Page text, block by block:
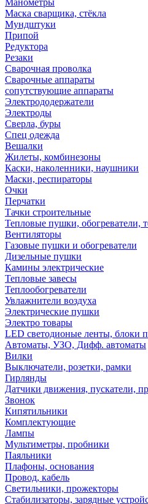
Манометры
Маска сварщика, стёкла
Мундштуки
Припой
Редуктора
Резаки
Сварочная проволка
Сварочные аппараты
сопутствующие аппараты
Электрододержатели
Электроды
Сверла, буры
Спец одежда
Вешалки
Жилеты, комбинезоны
Каски, наколенники, наушники
Маски, респираторы
Очки
Перчатки
Тачки строительные
Тепловые пушки, обогреватели,
Вентиляторы
Газовые пушки и обогреватели
Дизельные пушки
Камины электрические
Тепловые завесы
Теплообогреватели
Увлажнители воздуха
Электрические пушки
Электро товары
LED светодионые ленты, блоки
Автоматы, УЗО, Дифф. автоматы
Вилки
Выключатели, розетки, рамки
Гирлянды
Датчики движения, пускатели,
Звонок
Кипятильники
Комплектующие
Лампы
Мультиметры, пробники
Паяльники
Плафоны, основания
Провод, кабель
Светильники, прожекторы
Стабилизаторы, зарядные